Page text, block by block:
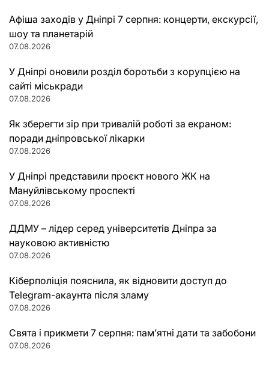
Афіша заходів у Дніпрі 7 серпня: концерти, екскурсії,
шоу та планетарій
07.08.2026
У Дніпрі оновили розділ боротьби з корупцією на
сайті міськради
07.08.2026
Як зберегти зір при тривалій роботі за екраном:
поради дніпровської лікарки
07.08.2026
У Дніпрі представили проєкт нового ЖК на
Мануйлівському проспекті
07.08.2026
ДДМУ – лідер серед університетів Дніпра за
науковою активністю
07.08.2026
Кіберполіція пояснила, як відновити доступ до
Telegram-акаунта після зламу
07.08.2026
Свята і прикмети 7 серпня: пам’ятні дати та забобони
07.08.2026